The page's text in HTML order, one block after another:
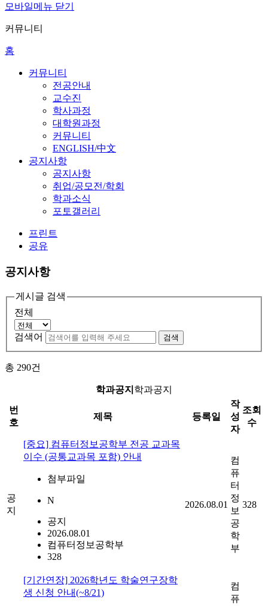
모바일메뉴 닫기
커뮤니티
홈
커뮤니티
전공안내
교수진
학사과정
대학원과정
커뮤니티
ENGLISH/中文
공지사항
공지사항
취업/공모전/학회
학과소식
포토갤러리
프린트
공유
공지사항
게시글 검색
전체
검색어 검색
총 290건
학과공지 학과공지
번
호
제목 등록일
작
성
자
조회
수
공
지
[중요] 컴퓨터정보공학부 전공 교과목
이수 (공통교과목 포함) 안내
첨부파일
N
공지
2026.08.01
컴퓨터정보공학부
328
2026.08.01
컴
퓨
터
정
보
공
학
부
328
[기간연장] 2026학년도 학술연구장학
생 신청 안내(~8/21)
컴
퓨